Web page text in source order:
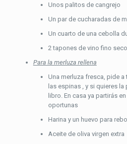
Unos palitos de cangrejo
Un par de cucharadas de
Un cuarto de una cebolla
2 tapones de vino fino seco
Para la merluza rellena
Una merluza fresca, pide
las espinas , y si quieres
libro. En casa ya partirás
oportunas
Harina y un huevo para
Aceite de oliva virgen extra